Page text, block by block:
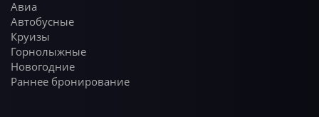
Авиа
Автобусные
Круизы
Горнолыжные
Новогодние
Раннее бронирование